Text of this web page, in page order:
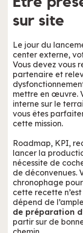
sur site
Le jour du
center externe,
Vous devez vous
partenaire et
mettre en œuvre.
interne sur le
vous êtes
cette mission.
Roadmap, KPI,
lancer la
nécessite de
de déconvenues.
chronophage
cette recette
dépend de
de préparation
partir sur de